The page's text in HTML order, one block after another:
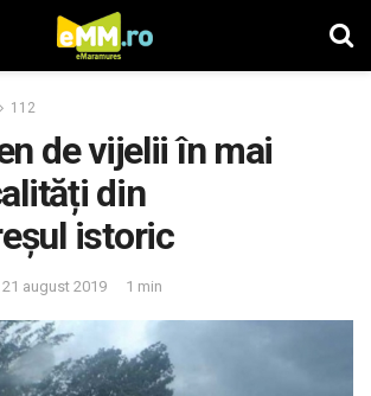
112
de vijelii în mai
din
istoric
21 august 2019 1 min